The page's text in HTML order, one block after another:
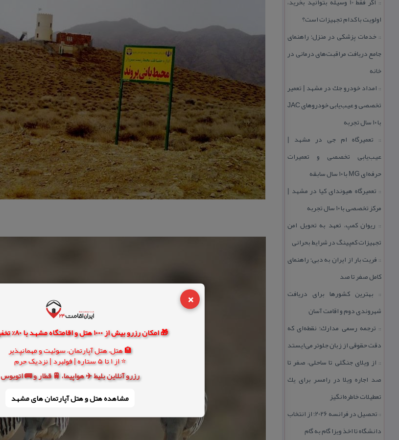
×
🎁 امکان رزرو بیش از 1000 هتل و اقامتگاه مشهد با 80% تخفیف واقعی
🏨 هتل، هتل آپارتمان، سوئیت و مهمانپذیر
⭐ از 1 تا 5 ستاره | فولبرد | نزدیک حرم
رزرو آنلاین بلیط ✈️ هواپیما، 🚆 قطار و 🚌 اتوبوس
مشاهده هتل و هتل‌ آپارتمان های مشهد
::
اولویت با كدام تجهیزات است؟
:: خدمات پزشكی در منزل؛ راهنمای
جامع دریافت مراقبت‌های درمانی در
خانه
:: امداد خودرو جك در مشهد | تعمیر
تخصصی و عیب‌یابی خودروهای JAC
با ۱۰ سال تجربه
:: تعمیرگاه ام جی در مشهد |
عیب‌یابی تخصصی و تعمیرات
حرفه‌ای MG با ۱۰ سال سابقه
:: تعمیرگاه هیوندای كیا در مشهد |
مركز تخصصی با ۱۰ سال تجربه
:: ریوان كمپ، تعهد به تحویل امن
تجهیزات كمپینگ در شرایط بحرانی
:: فریت بار از ایران به دبی؛ راهنمای
كامل صفر تا صد
:: بهترین كشورها برای دریافت
شهروندی دوم و اقامت آسان
:: ترجمه رسمی مدارك؛ نقطه‌ای كه
دقت حقوقی از زبان جلوتر می‌ایستد
:: از ویلای جنگلی تا ساحلی، صفر تا
صد اجاره ویلا در رامسر برای یك
تعطیلات خاطره‌انگیز
::
تحصیل در فرانسه 2026؛ از انتخاب
دانشگاه تا اخذ ویزا گام به گام